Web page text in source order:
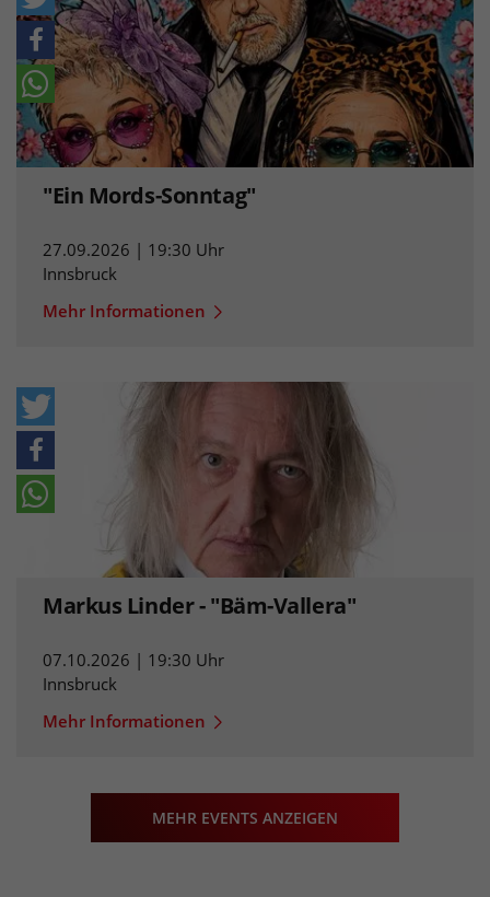
"Ein Mords-Sonntag"
27.09.2026 | 19:30 Uhr
Innsbruck
Mehr Informationen
Markus Linder - "Bäm-Vallera"
07.10.2026 | 19:30 Uhr
Innsbruck
Mehr Informationen
MEHR EVENTS ANZEIGEN